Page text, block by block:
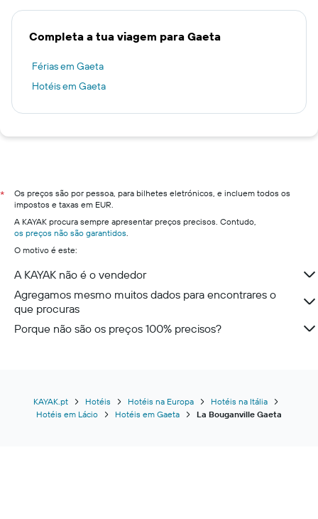
Completa a tua viagem para Gaeta
Férias em Gaeta
Hotéis em Gaeta
*
Os preços são por pessoa, para bilhetes eletrónicos, e incluem todos os
impostos e taxas em EUR.
A KAYAK procura sempre apresentar preços precisos. Contudo,
os preços não são garantidos.
O motivo é este:
A KAYAK não é o vendedor
Agregamos mesmo muitos dados para encontrares o
que procuras
Porque não são os preços 100% precisos?
KAYAK.pt Hotéis Hotéis na Europa
Hotéis na Itália
Hotéis em Lácio
Hotéis em Gaeta La Bouganville Gaeta